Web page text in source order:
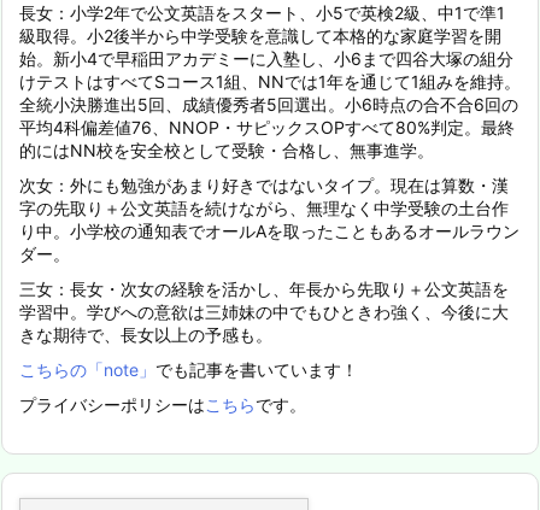
長女：小学2年で公文英語をスタート、小5で英検2級、中1で準1
級取得。小2後半から中学受験を意識して本格的な家庭学習を開
始。新小4で早稲田アカデミーに入塾し、小6まで四谷大塚の組分
けテストはすべてSコース1組、NNでは1年を通じて1組みを維持。
全統小決勝進出5回、成績優秀者5回選出。小6時点の合不合6回の
平均4科偏差値76、NNOP・サピックスOPすべて80%判定。最終
的にはNN校を安全校として受験・合格し、無事進学。
次女：外にも勉強があまり好きではないタイプ。現在は算数・漢
字の先取り＋公文英語を続けながら、無理なく中学受験の土台作
り中。小学校の通知表でオールAを取ったこともあるオールラウン
ダー。
三女：長女・次女の経験を活かし、年長から先取り＋公文英語を
学習中。学びへの意欲は三姉妹の中でもひときわ強く、今後に大
きな期待で、長女以上の予感も。
こちらの「note」 でも記事を書いています！
プライバシーポリシーはこちらです。